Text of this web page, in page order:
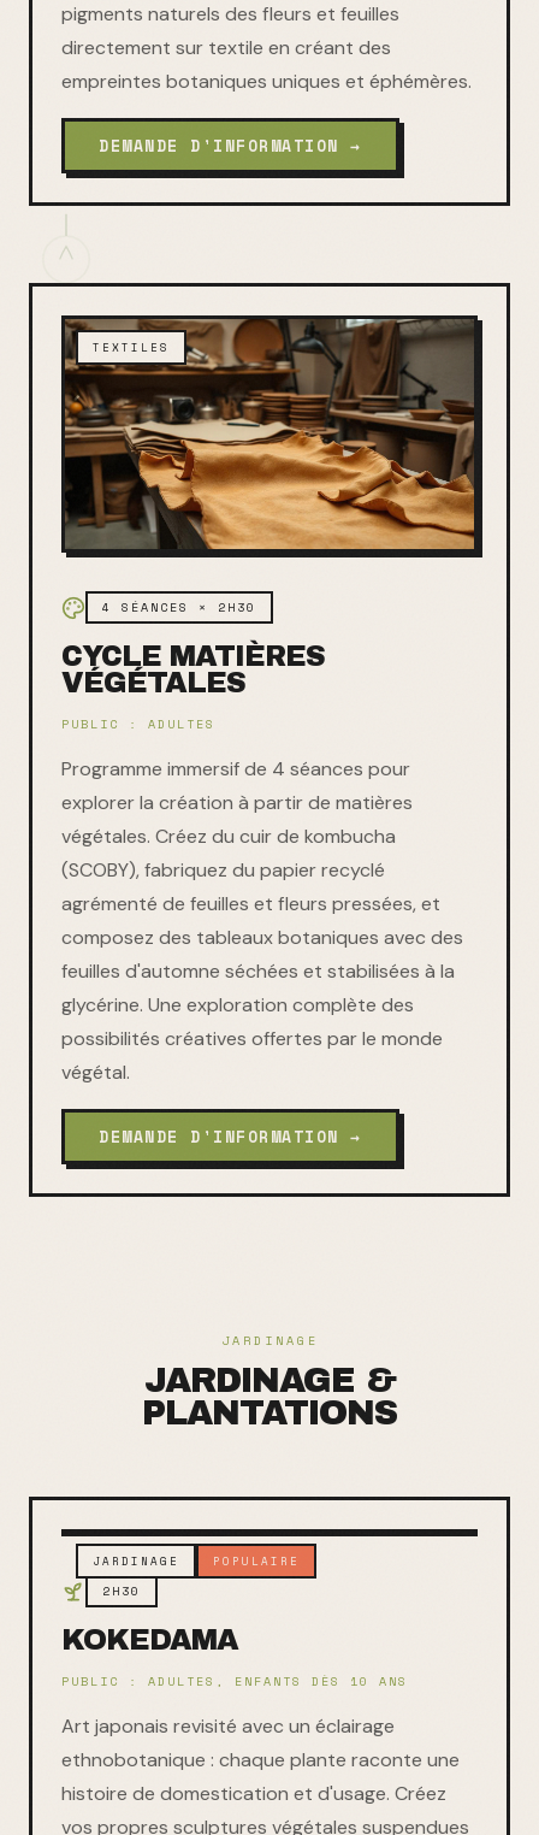
pigments naturels des fleurs et feuilles
directement sur textile en créant des
empreintes botaniques uniques et éphémères.
DEMANDE D'INFORMATION →
TEXTILES
4 SÉANCES × 2H30
CYCLE MATIÈRES
VÉGÉTALES
PUBLIC : ADULTES
Programme immersif de 4 séances pour
explorer la création à partir de matières
végétales. Créez du cuir de kombucha
(SCOBY), fabriquez du papier recyclé
agrémenté de feuilles et fleurs pressées, et
composez des tableaux botaniques avec des
feuilles d'automne séchées et stabilisées à la
glycérine. Une exploration complète des
possibilités créatives offertes par le monde
végétal.
DEMANDE D'INFORMATION →
JARDINAGE
JARDINAGE &
PLANTATIONS
JARDINAGE POPULAIRE
2H30
KOKEDAMA
PUBLIC : ADULTES, ENFANTS DÈS 10 ANS
Art japonais revisité avec un éclairage
ethnobotanique : chaque plante raconte une
histoire de domestication et d'usage. Créez
vos propres sculptures végétales suspendues